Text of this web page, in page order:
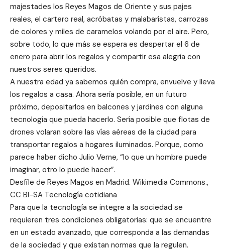
majestades los Reyes Magos de Oriente y sus pajes
reales, el cartero real, acróbatas y malabaristas, carrozas
de colores y miles de caramelos volando por el aire. Pero,
sobre todo, lo que más se espera es despertar el 6 de
enero para abrir los regalos y compartir esa alegría con
nuestros seres queridos.
A nuestra edad ya sabemos quién compra, envuelve y lleva
los regalos a casa. Ahora sería posible, en un futuro
próximo, depositarlos en balcones y jardines con alguna
tecnología que pueda hacerlo. Sería posible que flotas de
drones volaran sobre las vías aéreas de la ciudad para
transportar regalos a hogares iluminados. Porque, como
parece haber dicho Julio Verne, “lo que un hombre puede
imaginar, otro lo puede hacer”.
Desfile de Reyes Magos en Madrid. Wikimedia Commons.,
CC BI-SA Tecnología cotidiana
Para que la tecnología se integre a la sociedad se
requieren tres condiciones obligatorias: que se encuentre
en un estado avanzado, que corresponda a las demandas
de la sociedad y que existan normas que la regulen.